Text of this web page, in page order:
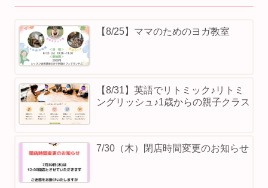
【8/25】ママのためのヨガ教室
【8/31】英語でリトミック♪リトミ
ングリッシュ♪1歳からの親子クラス
7/30（木）閉店時間変更のお知らせ